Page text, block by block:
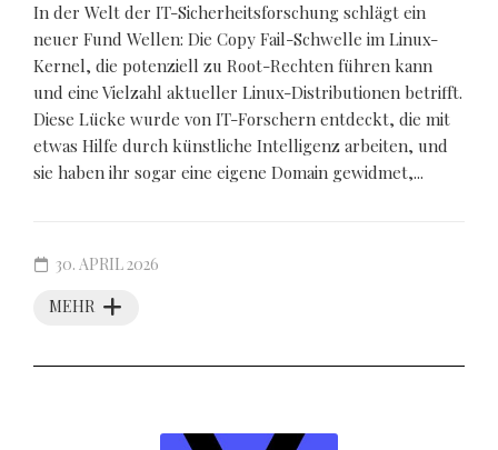
In der Welt der IT-Sicherheitsforschung schlägt ein
neuer Fund Wellen: Die Copy Fail-Schwelle im Linux-
Kernel, die potenziell zu Root-Rechten führen kann
und eine Vielzahl aktueller Linux-Distributionen betrifft.
Diese Lücke wurde von IT-Forschern entdeckt, die mit
etwas Hilfe durch künstliche Intelligenz arbeiten, und
sie haben ihr sogar eine eigene Domain gewidmet,...
MEHR
30. APRIL 2026